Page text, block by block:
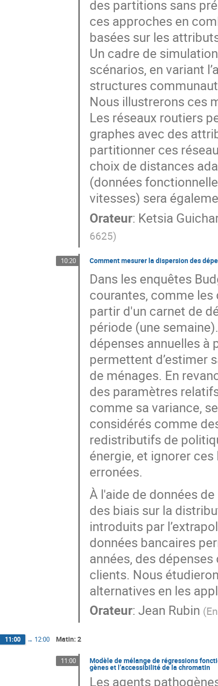
des partitions sans
ces approches en
basées sur les
Un cadre de
scénarios, en variant
structures
Nous illustrerons ces
Les réseaux routiers
graphes avec des
partitionner ces
choix de distances
(données
vitesses) sera
Orateur: Ketsia
6625)
10:20 Comment mesurer la dispersion des
Dans les enquêtes
courantes, comme les
partir d'un carnet de
période (une
dépenses annuelles à
permettent d’estimer
de ménages. En
des paramètres
comme sa variance,
considérés comme
redistributifs de
énergie, et ignorer
erronées.
À l'aide de données
des biais sur la
introduits par
données bancaires
années, des dépenses
clients. Nous
alternatives en les
Orateur: Jean Rubin (
11:00 → 12:00 Matin: 2
11:00 Modèle de mélange de régressions
gènes et l’accessibilité de la chromatin
Les agents